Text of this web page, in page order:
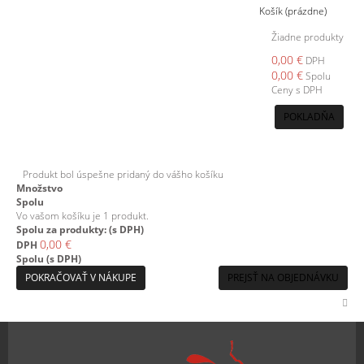
Košík(prázdne)
Žiadne produkty
0,00 € DPH
0,00 €Spolu
Ceny s DPH
POKLADŇA
Produkt bol úspešne pridaný do vášho košíku
Množstvo
Spolu
Vo vašom košíku je 1 produkt.
Spolu za produkty: (s DPH)
DPH 0,00 €
Spolu (s DPH)
POKRAČOVAŤ V NÁKUPE
PREJSŤ NA OBJEDNÁVKU